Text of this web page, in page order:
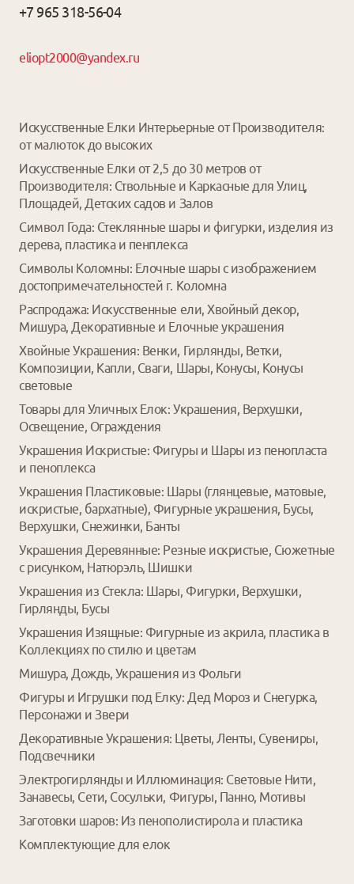
+7 965 318-56-04
eliopt2000@yandex.ru
Искусственные Елки Интерьерные от Производителя:
от малюток до высоких
Искусственные Елки от 2,5 до 30 метров от
Производителя: Ствольные и Каркасные для Улиц,
Площадей, Детских садов и Залов
Символ Года: Стеклянные шары и фигурки, изделия из
дерева, пластика и пенплекса
Символы Коломны: Елочные шары с изображением
достопримечательностей г. Коломна
Распродажа: Искусственные ели, Хвойный декор,
Мишура, Декоративные и Елочные украшения
Хвойные Украшения: Венки, Гирлянды, Ветки,
Композиции, Капли, Сваги, Шары, Конусы, Конусы
световые
Товары для Уличных Елок: Украшения, Верхушки,
Освещение, Ограждения
Украшения Искристые: Фигуры и Шары из пенопласта
и пеноплекса
Украшения Пластиковые: Шары (глянцевые, матовые,
искристые, бархатные), Фигурные украшения, Бусы,
Верхушки, Снежинки, Банты
Украшения Деревянные: Резные искристые, Сюжетные
с рисунком, Натюрэль, Шишки
Украшения из Стекла: Шары, Фигурки, Верхушки,
Гирлянды, Бусы
Украшения Изящные: Фигурные из акрила, пластика в
Коллекциях по стилю и цветам
Мишура, Дождь, Украшения из Фольги
Фигуры и Игрушки под Елку: Дед Мороз и Снегурка,
Персонажи и Звери
Декоративные Украшения: Цветы, Ленты, Сувениры,
Подсвечники
Электрогирлянды и Иллюминация: Световые Нити,
Занавесы, Сети, Сосульки, Фигуры, Панно, Мотивы
Заготовки шаров: Из пенополистирола и пластика
Комплектующие для елок